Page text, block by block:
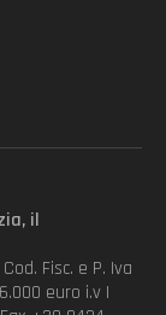
il
Fisc. e P. Iva
euro i.v |